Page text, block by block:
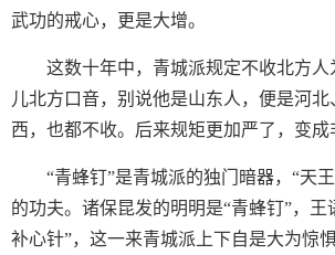
武功的戒心，更是大增。
这数十年中，青城派规定不收北方人
儿北方口音，别说他是山东人，便是河
西，也都不收。后来规矩更加严了，变成
“青蜂钉”是青城派的独门暗器，“天
的功夫。诸保昆发的明明是“青蜂钉”，王
补心针”，这一来青城派上下自是大为惊